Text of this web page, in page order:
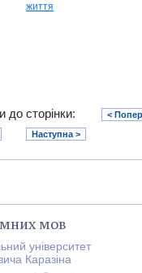
життя
до сторінки:
<
Наступна >
мов
університет
Каразіна